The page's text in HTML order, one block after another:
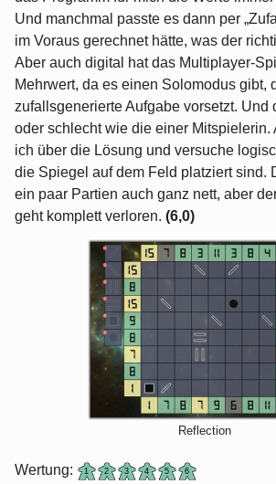
Und manchmal passte es dann per
im Voraus gerechnet hätte, was der
Aber auch digital hat das Multiplayer-
Mehrwert, da es einen Solomodus gibt,
zufallsgenerierte Aufgabe vorsetzt. Und
oder schlecht wie die einer Mitspielerin.
ich über die Lösung und versuche
die Spiegel auf dem Feld platziert sind.
ein paar Partien auch ganz nett, aber
geht komplett verloren. (6,0)
Reflection
Wertung: